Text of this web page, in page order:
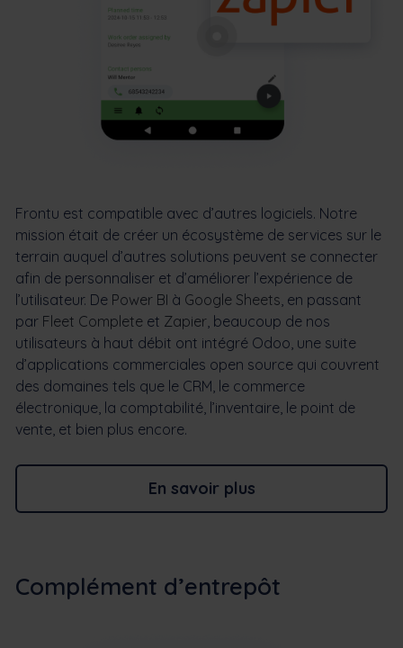
Frontu est compatible avec d’autres logiciels. Notre
mission était de créer un écosystème de services sur le
terrain auquel d’autres solutions peuvent se connecter
afin de personnaliser et d’améliorer l’expérience de
l’utilisateur. De Power BI à Google Sheets, en passant
par Fleet Complete et Zapier, beaucoup de nos
utilisateurs à haut débit ont intégré Odoo, une suite
d’applications commerciales open source qui couvrent
des domaines tels que le CRM, le commerce
électronique, la comptabilité, l’inventaire, le point de
vente, et bien plus encore.
En savoir plus
Complément d’entrepôt